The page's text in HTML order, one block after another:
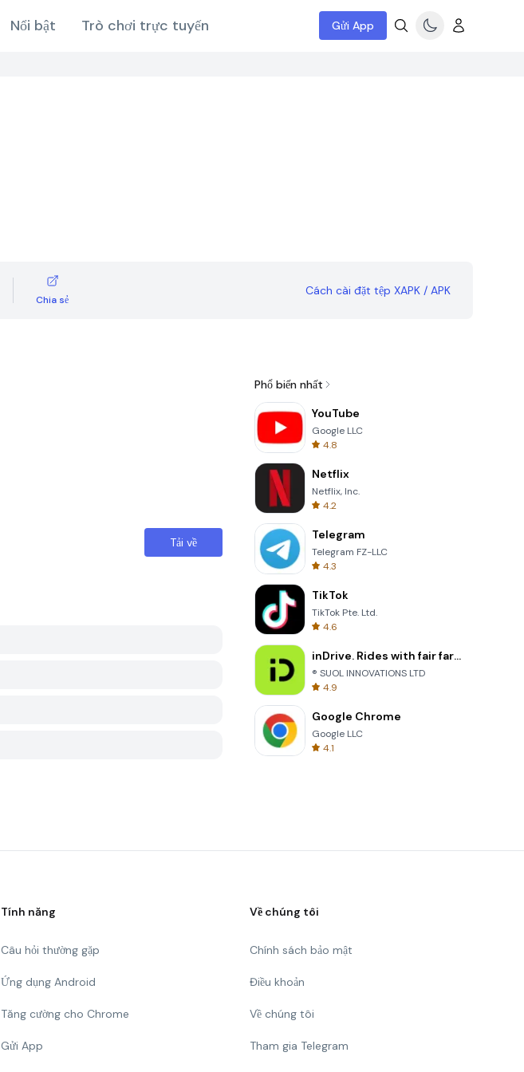
Nổi bật Trò chơi trực tuyến Gửi App
Chia sẻ
Cách cài đặt tệp XAPK / APK
Tải về
Phổ biến nhất
YouTube
Google LLC
4.8
Netflix
Netflix, Inc.
4.2
Telegram
Telegram FZ-LLC
4.3
TikTok
TikTok Pte. Ltd.
4.6
inDrive. Rides with fair fares
® SUOL INNOVATIONS LTD
4.9
Google Chrome
Google LLC
4.1
Tính năng
Câu hỏi thường gặp
Ứng dụng Android
Tăng cường cho Chrome
Gửi App
Về chúng tôi
Chính sách bảo mật
Điều khoản
Về chúng tôi
Tham gia Telegram